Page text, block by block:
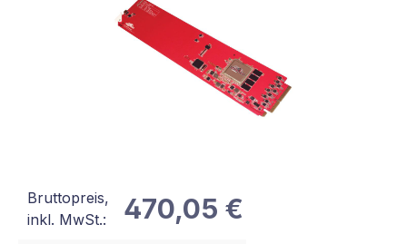
Bruttopreis,
inkl. MwSt.:
470,05 €